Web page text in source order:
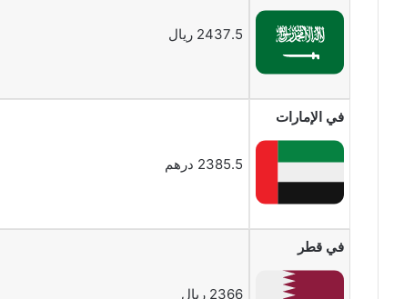
2437.5 ريال
في الإمارات
2385.5 درهم
في قطر
2366 ريال